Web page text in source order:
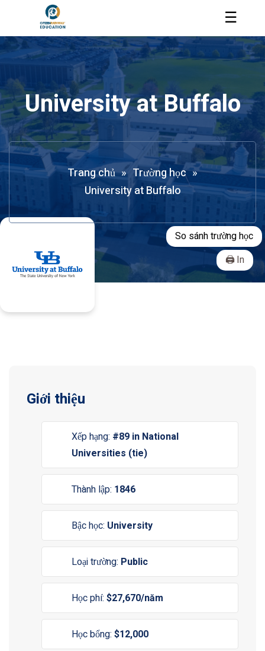
☰
University at Buffalo
Trang chủ » Trường học »
University at Buffalo
So sánh trường học
In
Giới thiệu
Xếp hạng: #89 in National
Universities (tie)
Thành lập: 1846
Bậc học: University
Loại trường: Public
Học phí: $27,670/năm
Học bổng: $12,000